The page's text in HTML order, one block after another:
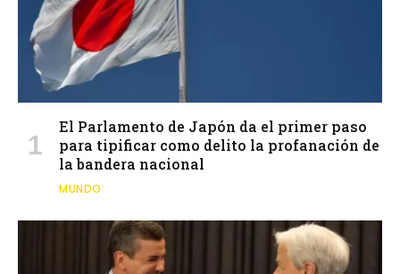
El Parlamento de Japón da el primer paso
para tipificar como delito la profanación de
la bandera nacional
MUNDO